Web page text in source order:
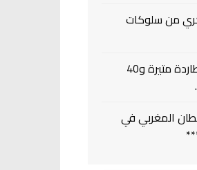
من سلوكات
سقوط (الإمبراطور) بعد مطاردة متيرة و40
المغربي في